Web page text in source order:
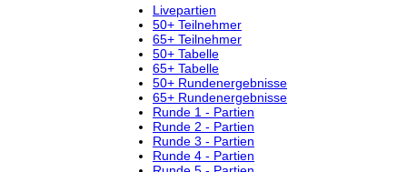
Livepartien
50+ Teilnehmer
65+ Teilnehmer
50+ Tabelle
65+ Tabelle
50+ Rundenergebnisse
65+ Rundenergebnisse
Runde 1 - Partien
Runde 2 - Partien
Runde 3 - Partien
Runde 4 - Partien